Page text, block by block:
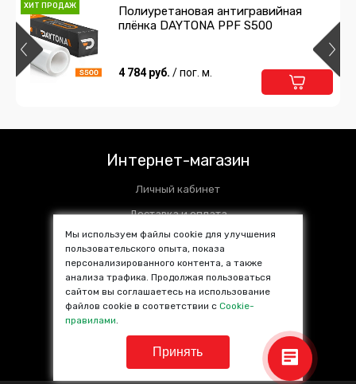
ХИТ ПРОДАЖ
Полиуретановая антигравийная
плёнка DAYTONA PPF S500
4 784 руб. / пог. м.
Интернет-магазин
Личный кабинет
Доставка и оплата
Установочные центры
Контакты
SALE %
Популярные товары
Мы используем файлы cookie для улучшения
пользовательского опыта, показа
персонализированного контента, а также
анализа трафика. Продолжая пользоваться
сайтом вы соглашаетесь на использование
файлов cookie в соответствии сCookie-
правилами.
Принять